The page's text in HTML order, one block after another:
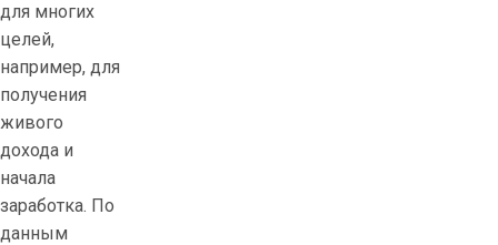
для многих
целей,
например, для
получения
живого
дохода и
начала
заработка. По
данным